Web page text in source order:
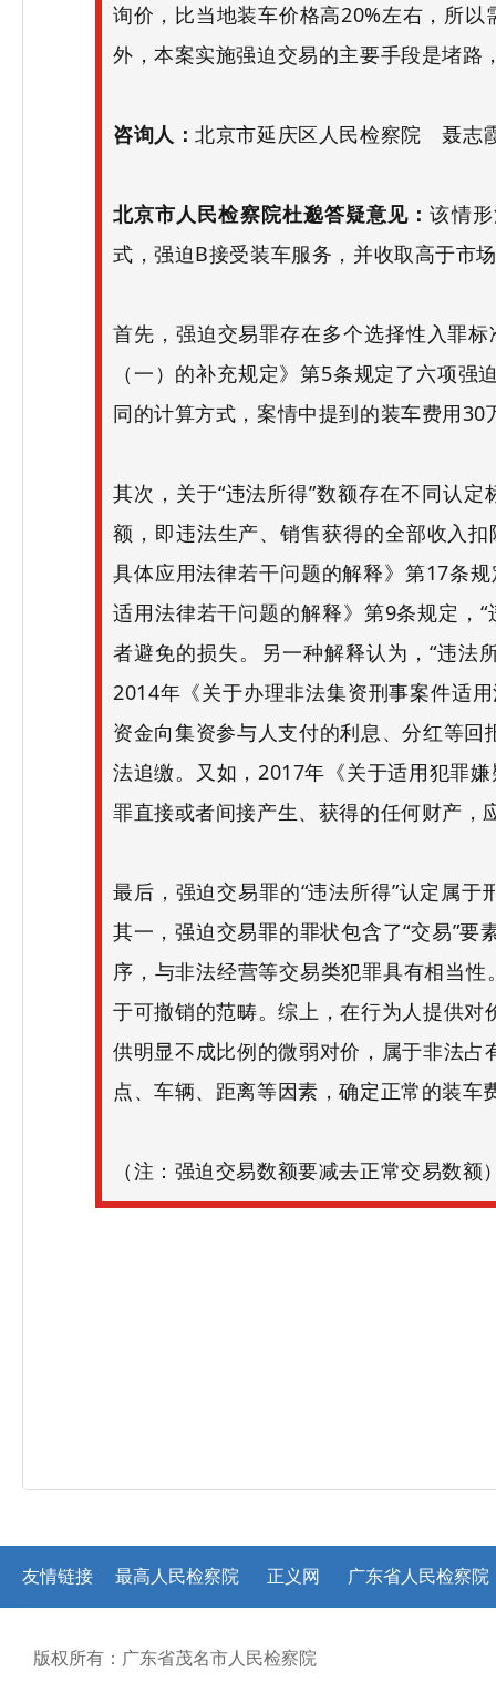
询价，比当地装车价格高20%左右，所
外，本案实施强迫交易的主要手段是堵路
咨询人：北京市延庆区人民检察院 聂志
北京市人民检察院杜邈答疑意见：该情
式，强迫B接受装车服务，并收取高于市
首先，强迫交易罪存在多个选择性入罪标
（一）的补充规定》第5条规定了六项
同的计算方式，案情中提到的装车费用
其次，关于“违法所得”数额存在不同认定
额，即违法生产、销售获得的全部收入
具体应用法律若干问题的解释》第17条
适用法律若干问题的解释》第9条规定，
者避免的损失。另一种解释认为，“违法
2014年《关于办理非法集资刑事案件适
资金向集资参与人支付的利息、分红等
法追缴。又如，2017年《关于适用犯罪
罪直接或者间接产生、获得的任何财产，
最后，强迫交易罪的“违法所得”认定属于
其一，强迫交易罪的罪状包含了“交易”
序，与非法经营等交易类犯罪具有相当
于可撤销的范畴。综上，在行为人提供
供明显不成比例的微弱对价，属于非法
点、车辆、距离等因素，确定正常的装车
（注：强迫交易数额要减去正常交易数额
友情链接 最高人民检察院 正义网 广东省人民检察院
版权所有：广东省茂名市人民检察院